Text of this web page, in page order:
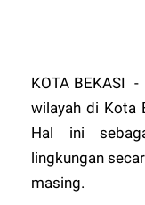
KOTA BEKASI
wilayah di Kota
Hal ini
lingkungan
masing.